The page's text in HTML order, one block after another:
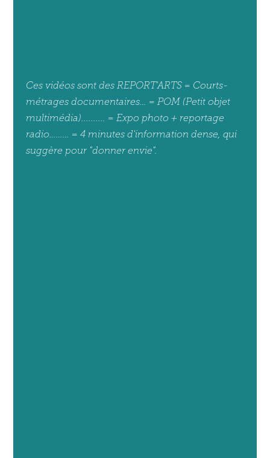
Ces vidéos sont des REPORT'ARTS = Courts-
métrages documentaires… = POM (Petit objet
multimédia).......... = Expo photo + reportage
radio……… = 4 minutes d'information dense, qui
suggère pour "donner envie".